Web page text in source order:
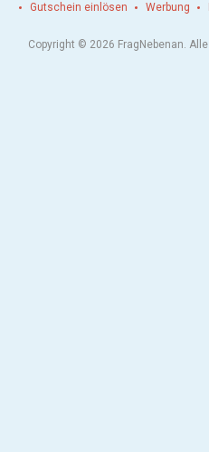
Gutschein einlösen
Werbung
Copyright © 2026 FragNebenan.